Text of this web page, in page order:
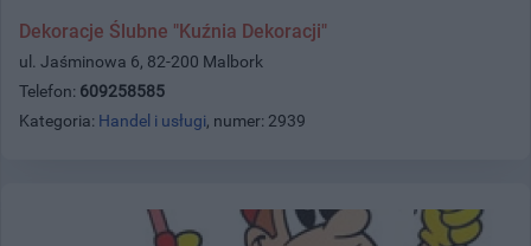
Dekoracje Ślubne "Kuźnia Dekoracji"
ul. Jaśminowa 6, 82-200 Malbork
Telefon: 609258585
Kategoria: Handel i usługi, numer: 2939